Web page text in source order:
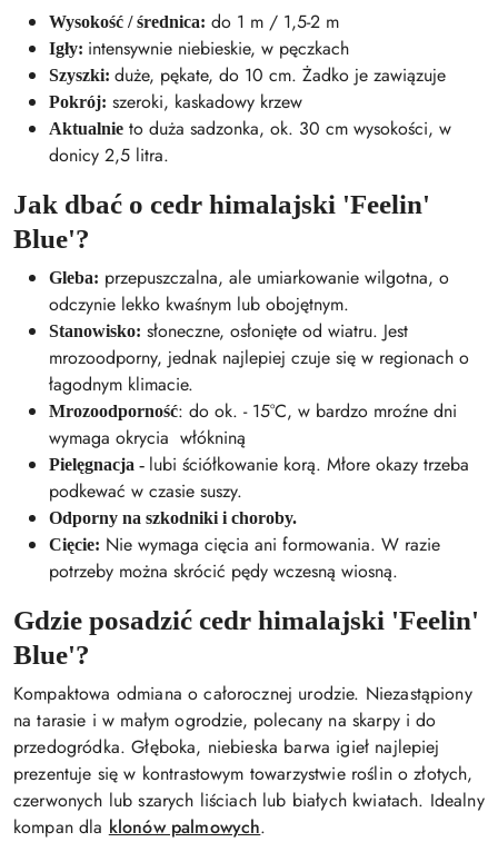
Wysokość / średnica: do 1 m / 1,5-2 m
Igły: intensywnie niebieskie, w pęczkach
Szyszki: duże, pękate, do 10 cm. Żadko je zawiązuje
Pokrój: szeroki, kaskadowy krzew
Aktualnie to duża sadzonka, ok. 30 cm wysokości, w
donicy 2,5 litra.
Jak dbać o cedr himalajski 'Feelin'
Blue'?
Gleba: przepuszczalna, ale umiarkowanie wilgotna, o
odczynie lekko kwaśnym lub obojętnym.
Stanowisko: słoneczne, osłonięte od wiatru. Jest
mrozoodporny, jednak najlepiej czuje się w regionach o
łagodnym klimacie.
Mrozoodporność: do ok. - 15°C, w bardzo mroźne dni
wymaga okrycia włókniną
Pielęgnacja - lubi ściółkowanie korą. Młore okazy trzeba
podkewać w czasie suszy.
Odporny na szkodniki i choroby.
Cięcie: Nie wymaga cięcia ani formowania. W razie
potrzeby można skrócić pędy wczesną wiosną.
Gdzie posadzić cedr himalajski 'Feelin'
Blue'?
Kompaktowa odmiana o całorocznej urodzie. Niezastąpiony
na tarasie i w małym ogrodzie, polecany na skarpy i do
przedogródka. Głęboka, niebieska barwa igieł najlepiej
prezentuje się w kontrastowym towarzystwie roślin o złotych,
czerwonych lub szarych liściach lub białych kwiatach. Idealny
kompan dla klonów palmowych.